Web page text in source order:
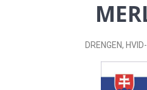
DRENGEN,